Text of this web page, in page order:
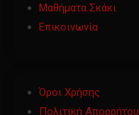
Μαθήματα Σκάκι
Επικοινωνία
Όροι Χρήσης
Πολιτική Απορρήτου